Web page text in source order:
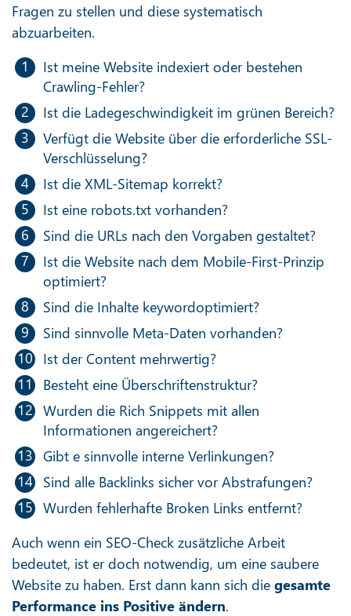
Fragen zu stellen und diese systematisch
abzuarbeiten.
Ist meine Website indexiert oder bestehen
Crawling-Fehler?
Ist die Ladegeschwindigkeit im grünen Bereich?
Verfügt die Website über die erforderliche SSL-
Verschlüsselung?
Ist die XML-Sitemap korrekt?
Ist eine robots.txt vorhanden?
Sind die URLs nach den Vorgaben gestaltet?
Ist die Website nach dem Mobile-First-Prinzip
optimiert?
Sind die Inhalte keywordoptimiert?
Sind sinnvolle Meta-Daten vorhanden?
Ist der Content mehrwertig?
Besteht eine Überschriftenstruktur?
Wurden die Rich Snippets mit allen
Informationen angereichert?
Gibt e sinnvolle interne Verlinkungen?
Sind alle Backlinks sicher vor Abstrafungen?
Wurden fehlerhafte Broken Links entfernt?
Auch wenn ein SEO-Check zusätzliche Arbeit
bedeutet, ist er doch notwendig, um eine saubere
Website zu haben. Erst dann kann sich die gesamte
Performance ins Positive ändern.